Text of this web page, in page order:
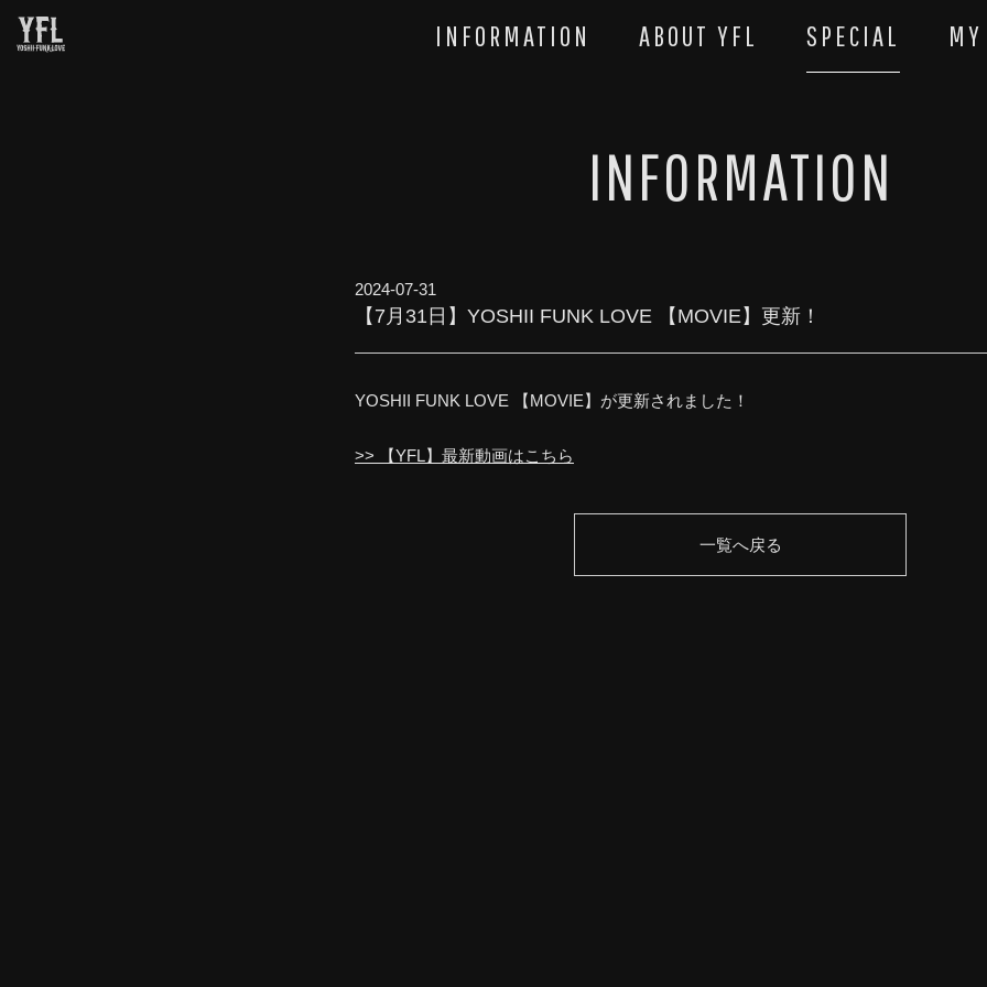
INFORMATION ABOUT YFL SPECIAL
INFORMATION
2024-07-31
【7月31日】YOSHII FUNK LOVE 【MOVIE】更新！
YOSHII FUNK LOVE 【MOVIE】が更新されました！
>> 【YFL】最新動画はこちら
一覧へ戻る